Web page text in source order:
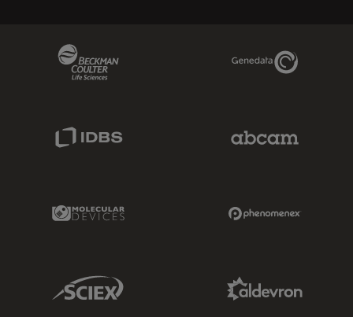
Genedata Link
Molecular Devices Link
Sciex Link